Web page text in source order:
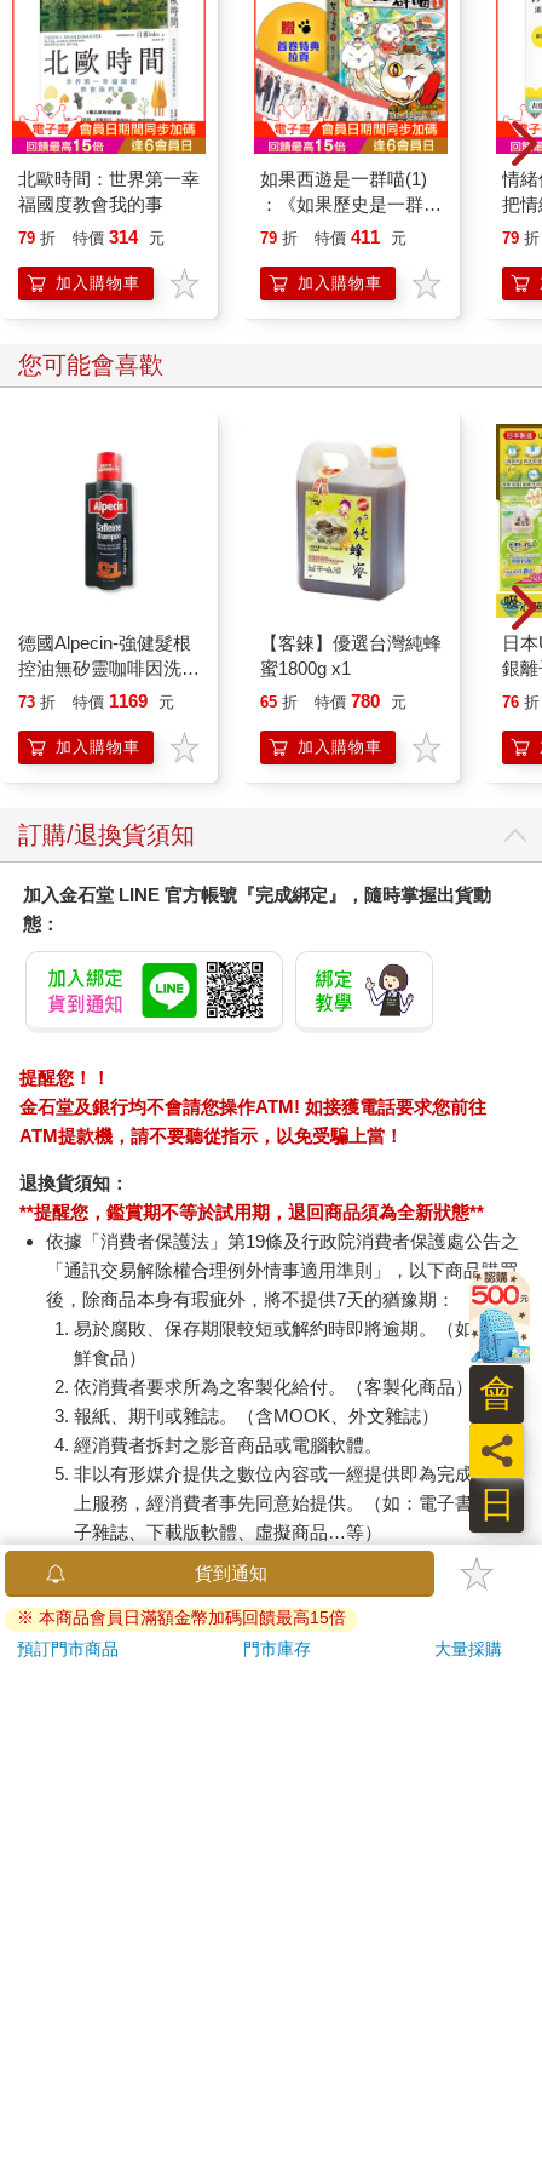
北歐時間：世界第一幸
福國度教會我的事
79 折 特價 314 元
加入購物車
如果西遊是一群喵(1)
：《如果歷史是一群
喵》作者最新力作，附
79 折 特價 411 元
加入購物車
情
把
誰
79 折
您可能會喜歡
德國Alpecin-強健髮根
控油無矽靈咖啡因洗髮
凝露375ml/瓶-C1強健
調理頭皮洗髮液/0矽靈
滋潤洗頭髮水/一般髮
73 折 特價 1169 元
加入購物車
【客錸】優選台灣純蜂
蜜1800g x1
65 折 特價 780 元
加入購物車
日
銀
乾
防
尿
76 折
訂購/退換貨須知
加入金石堂 LINE 官方帳號『完成綁定』，隨時掌握出貨動
態：
提醒您！！
金石堂及銀行均不會請您操作ATM! 如接獲電話要求您前往
ATM提款機，請不要聽從指示，以免受騙上當！
退換貨須知：
**提醒您，鑑賞期不等於試用期，退回商品須為全新狀態**
依據「消費者保護法」第19條及行政院消費者保護處公告之
「通訊交易解除權合理例外情事適用準則」，以下商品購買
後，除商品本身有瑕疵外，將不提供7天的猶豫期：
易於腐敗、保存期限較短或解約時即將逾期。（如：生
鮮食品）
依消費者要求所為之客製化給付。（客製化商品）
報紙、期刊或雜誌。（含MOOK、外文雜誌）
經消費者拆封之影音商品或電腦軟體。
非以有形媒介提供之數位內容或一經提供即為完成之線
上服務，經消費者事先同意始提供。（如：電子書、電
子雜誌、下載版軟體、虛擬商品…等）
已拆封之個人衛生用品。（如：內衣褲、刮鬍刀、除毛
若非上列種類商品，均享有到貨7天的猶豫期（含例假
日）。
貨到通知
※ 本商品會員日滿額金幣加碼回饋最高15倍
預訂門市商品
門市庫存 大量採購
日
員
會